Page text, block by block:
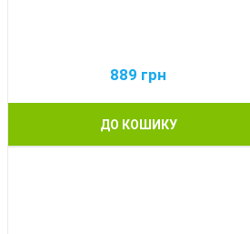
889 грн
ДО КОШИКУ